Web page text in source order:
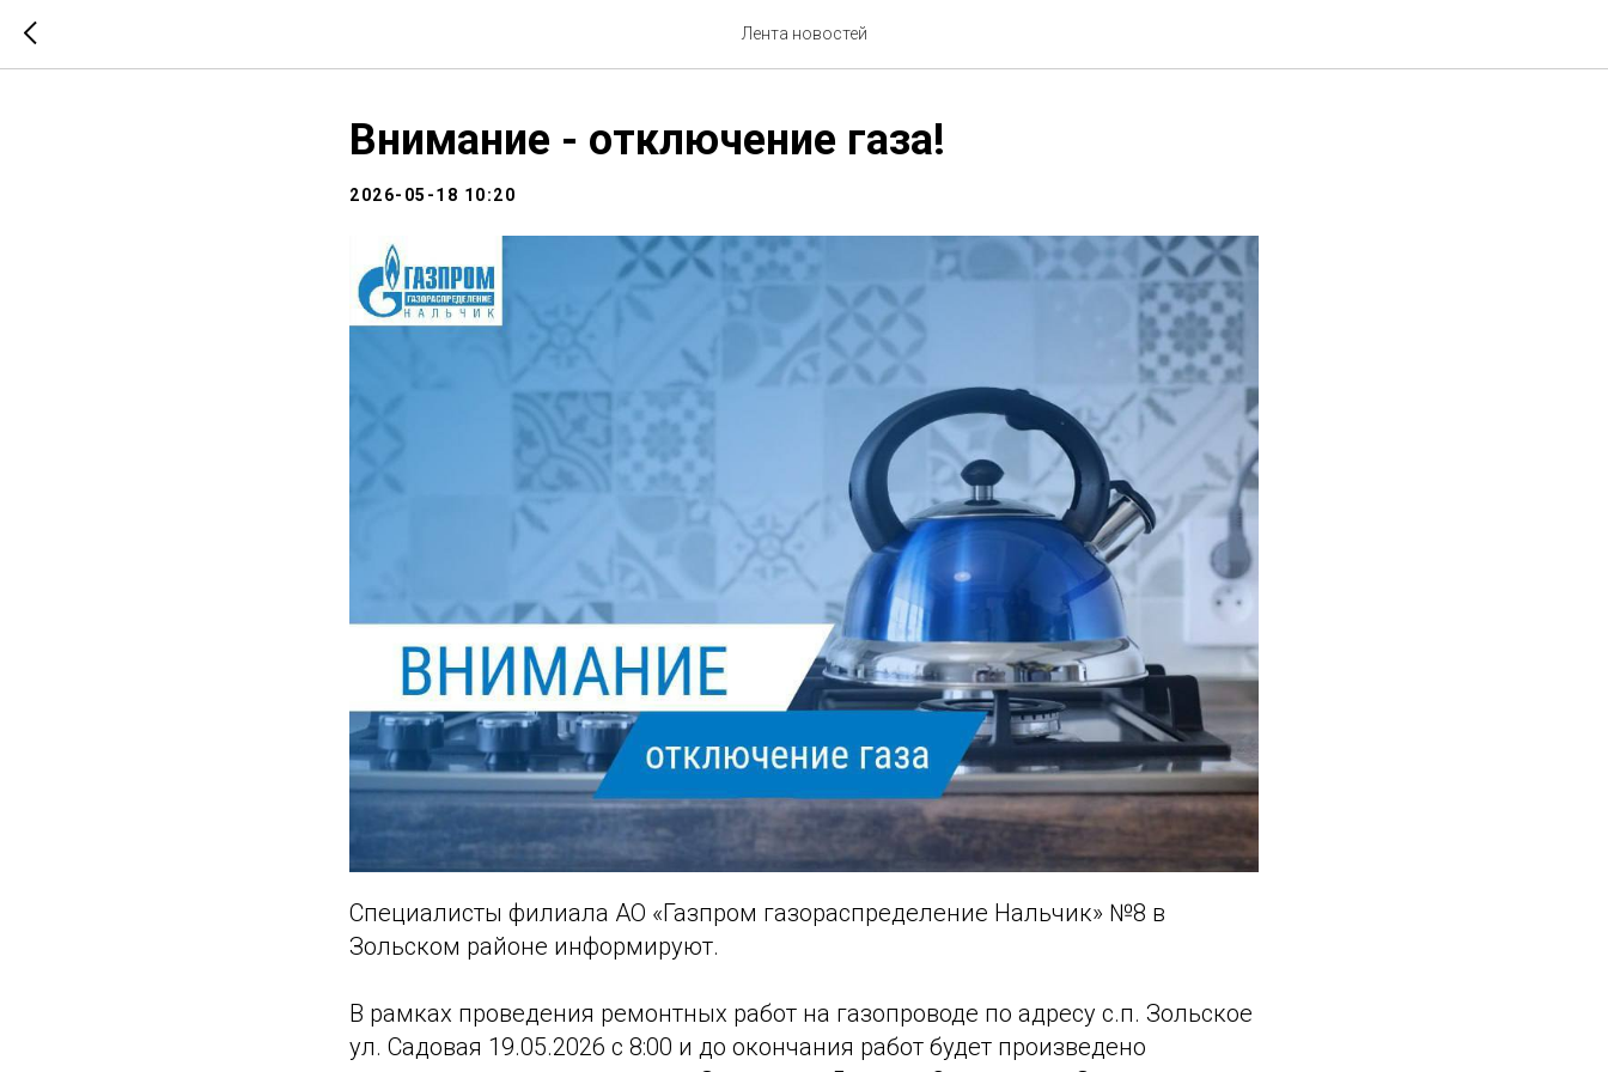
Лента новостей
Внимание - отключение газа!
2026-05-18 10:20
Специалисты филиала АО «Газпром газораспределение Нальчик» №8 в
Зольском районе информируют.
В рамках проведения ремонтных работ на газопроводе по адресу с.п. Зольское
ул. Садовая 19.05.2026 с 8:00 и до окончания работ будет произведено